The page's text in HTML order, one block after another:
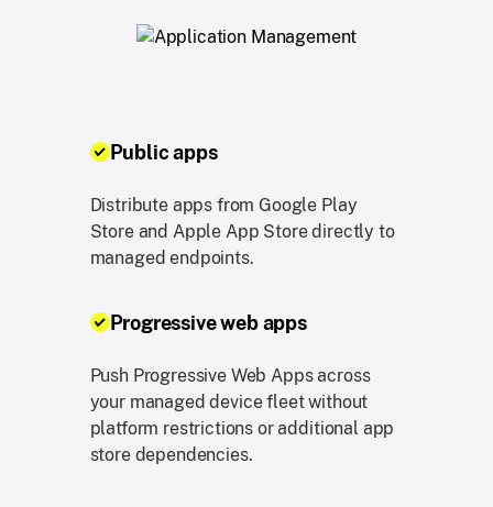
Public apps
Distribute apps from Google Play
Store and Apple App Store directly to
managed endpoints.
Progressive web apps
Push Progressive Web Apps across
your managed device fleet without
platform restrictions or additional app
store dependencies.